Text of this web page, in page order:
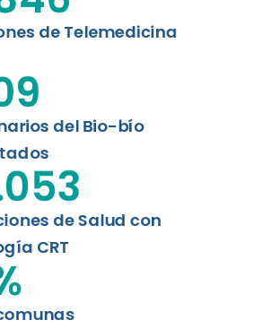
de Telemedicina
del Bio-bío
de Salud con
CRT